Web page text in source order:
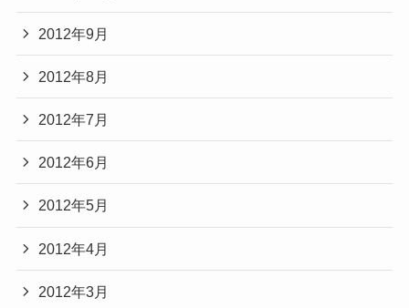
2012年9月
2012年8月
2012年7月
2012年6月
2012年5月
2012年4月
2012年3月